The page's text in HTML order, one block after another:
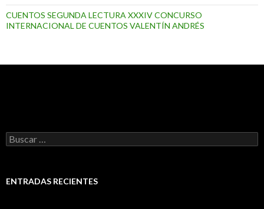
CUENTOS SEGUNDA LECTURA XXXIV CONCURSO
INTERNACIONAL DE CUENTOS VALENTÍN ANDRÉS
B
u
a
ENTRADAS RECIENTES